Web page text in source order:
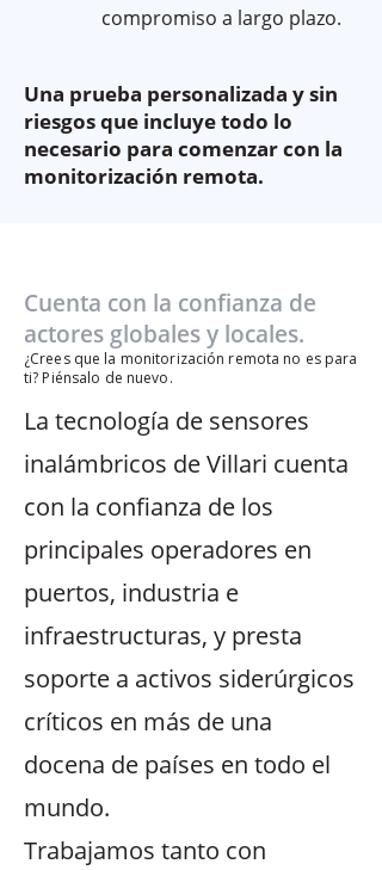
compromiso a largo plazo.
Una prueba personalizada y sin
riesgos que incluye todo lo
necesario para comenzar con la
monitorización remota.
Cuenta con la confianza de
actores globales y locales.
¿Crees que la monitorización remota no es para
ti? Piénsalo de nuevo.
La tecnología de sensores
inalámbricos de Villari cuenta
con la confianza de los
principales operadores en
puertos, industria e
infraestructuras, y presta
soporte a activos siderúrgicos
críticos en más de una
docena de países en todo el
mundo.
Trabajamos tanto con